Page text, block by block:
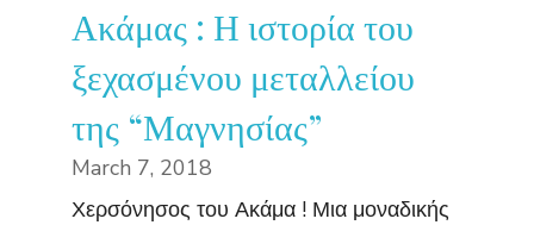
Ακάμας : Η ιστορία του
ξεχασμένου μεταλλείου
της “Μαγνησίας”
March 7, 2018
Χερσόνησος του Ακάμα ! Μια μοναδικής